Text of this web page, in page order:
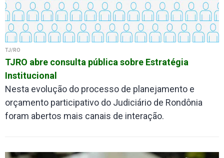
TJ/RO
TJRO abre consulta pública sobre Estratégia
Institucional
Nesta evolução do processo de planejamento e
orçamento participativo do Judiciário de Rondônia
foram abertos mais canais de interação.